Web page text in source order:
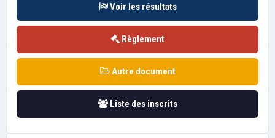
Voir les résultats
Règlement
Autre document
Liste des inscrits